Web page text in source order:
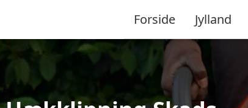
Forside Jylland